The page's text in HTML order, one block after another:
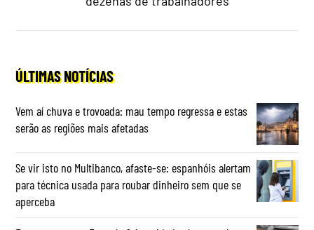
ÚLTIMAS NOTÍCIAS
Vem aí chuva e trovoada: mau tempo regressa e estas
serão as regiões mais afetadas
Se vir isto no Multibanco, afaste-se: espanhóis alertam
para técnica usada para roubar dinheiro sem que se
aperceba